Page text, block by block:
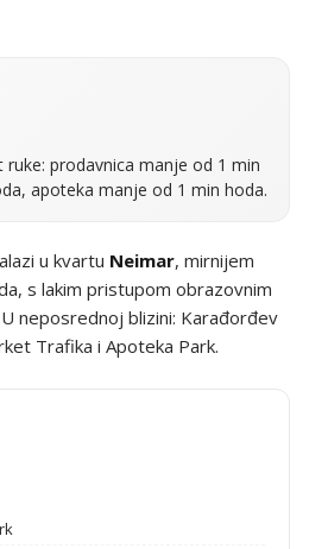
prodavnica manje od 1 min
apoteka manje od 1 min hoda.
u kvartu Neimar, mirnijem
s lakim pristupom obrazovnim
neposrednoj blizini: Karađorđev
Trafika i Apoteka Park.